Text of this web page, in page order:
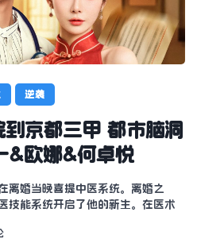
逆袭
京都三甲 都市脑洞
&欧娜&何卓悦
离婚当晚喜提中医系统。离婚之
技能系统开启了他的新生。在医术